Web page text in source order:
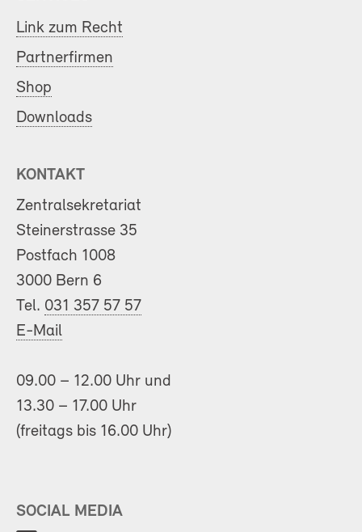
Link zum Recht
Partnerfirmen
Shop
Downloads
KONTAKT
Zentralsekretariat
Steinerstrasse 35
Postfach 1008
3000 Bern 6
Tel. 031 357 57 57
E-Mail
09.00 – 12.00 Uhr und
13.30 – 17.00 Uhr
(freitags bis 16.00 Uhr)
SOCIAL MEDIA